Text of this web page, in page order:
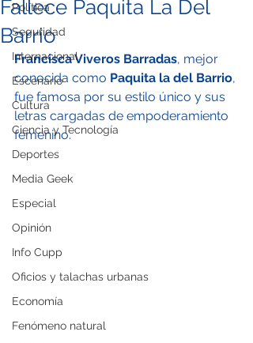
Política
Seguridad
Internacional
Escenario
Cultura
Ciencia y Tecnología
Deportes
Media Geek
Especial
Opinión
Info Cupp
Oficios y talachas urbanas
Economía
Fenómeno natural
Fallece Paquita La Del
Barrio
Francisca Viveros Barradas, mejor
conocida como Paquita la del Barrio,
fue famosa por su estilo único y sus
letras cargadas de empoderamiento
femenino.